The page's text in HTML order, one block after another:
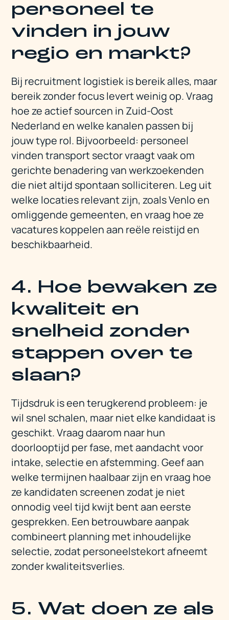
personeel te
vinden in jouw
regio en markt?
Bij recruitment logistiek is bereik alles, maar
bereik zonder focus levert weinig op. Vraag
hoe ze actief sourcen in Zuid-Oost
Nederland en welke kanalen passen bij
jouw type rol. Bijvoorbeeld: personeel
vinden transport sector vraagt vaak om
gerichte benadering van werkzoekenden
die niet altijd spontaan solliciteren. Leg uit
welke locaties relevant zijn, zoals Venlo en
omliggende gemeenten, en vraag hoe ze
vacatures koppelen aan reële reistijd en
beschikbaarheid.
4. Hoe bewaken ze
kwaliteit en
snelheid zonder
stappen over te
slaan?
Tijdsdruk is een terugkerend probleem: je
wil snel schalen, maar niet elke kandidaat is
geschikt. Vraag daarom naar hun
doorlooptijd per fase, met aandacht voor
intake, selectie en afstemming. Geef aan
welke termijnen haalbaar zijn en vraag hoe
ze kandidaten screenen zodat je niet
onnodig veel tijd kwijt bent aan eerste
gesprekken. Een betrouwbare aanpak
combineert planning met inhoudelijke
selectie, zodat personeelstekort afneemt
zonder kwaliteitsverlies.
5. Wat doen ze als